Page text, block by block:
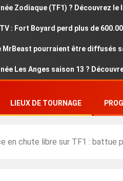
Zodiaque (TF1) ? Découvrez le
Boyard perd plus de 600.000
pourraient être diffusés sans
Les Anges saison 13 ? Découvrez
LIEUX DE TOURNAGE
en chute libre sur TF1 : battue